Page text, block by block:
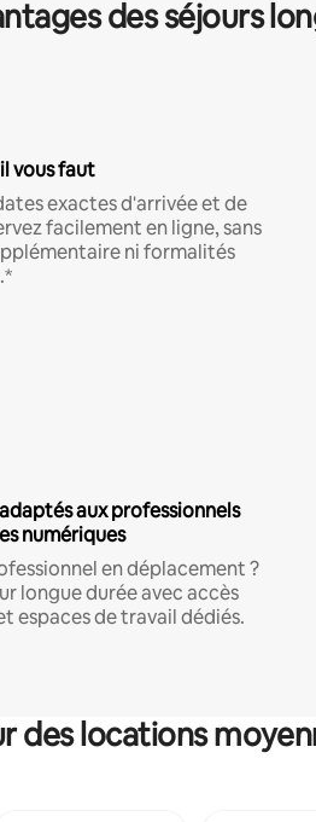
des séjours
vous faut
exactes d'arrivée et de
facilement en ligne, sans
ni formalités
aux professionnels
numériques
en déplacement ?
longue durée avec accès
espaces de travail dédiés.
des locations